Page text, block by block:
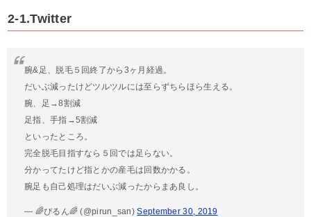
2-1.Twitter
腕&足、脱毛５回終了から3ヶ月経過。
だいぶ減ったけどツルツルには至らずちらほら生える。
腕、足→8割減
足指、手指→5割減
といったところ。
完全脱毛目指すなら５回では足らない。
分かってたけど指とかの産毛は回数かかる。
腕足も自己処理はだいぶ減ったからまあ良し。
— 🌈ぴるん🌈 (@pirun_san)September 30, 2019